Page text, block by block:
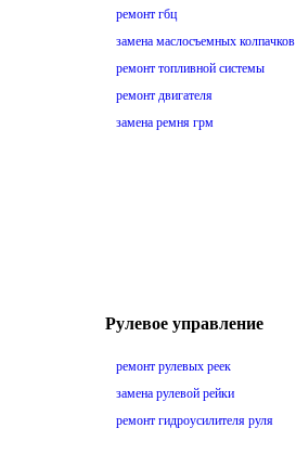
ремонт гбц
замена маслосъемных колпачков
ремонт топливной системы
ремонт двигателя
замена ремня грм
Рулевое управление
ремонт рулевых реек
замена рулевой рейки
ремонт гидроусилителя руля